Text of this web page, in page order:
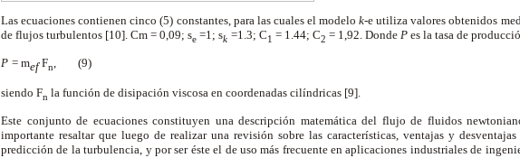
Las ecuaciones contienen cinco (5) constantes, para las cuales el modelok-eutiliza valores obtenidos
de flujos turbulentos [10]. Cm = 0,09; se =1; sk =1.3; C1 = 1.44; C2 = 1,92. Donde P es la tasa de
P = mef Fn , (9)
siendo Fn la función de disipación viscosa en coordenadas cilíndricas [9].
Este conjunto de ecuaciones constituyen una descripción matemática del flujo de fluidos
importante resaltar que luego de realizar una revisión sobre las características, ventajas y
predicción de la turbulencia, y por ser éste el de uso más frecuente en aplicaciones industriales de